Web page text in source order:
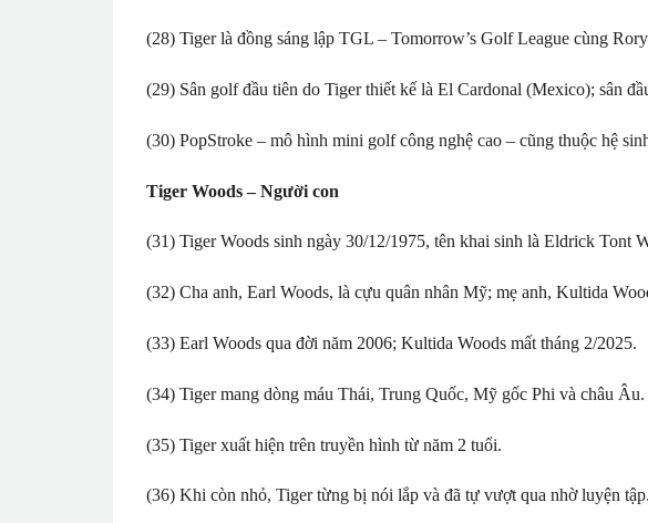
(28) Tiger là đồng sáng lập TGL – Tomorrow’s Golf League cùng
(29) Sân golf đầu tiên do Tiger thiết kế là El Cardonal (Mexico); sân
(30) PopStroke – mô hình mini golf công nghệ cao – cũng thuộc hệ
Tiger Woods – Người con
(31) Tiger Woods sinh ngày 30/12/1975, tên khai sinh là Eldrick Tont
(32) Cha anh, Earl Woods, là cựu quân nhân Mỹ; mẹ anh, Kultida
(33) Earl Woods qua đời năm 2006; Kultida Woods mất tháng 2/2025.
(34) Tiger mang dòng máu Thái, Trung Quốc, Mỹ gốc Phi và châu Âu.
(35) Tiger xuất hiện trên truyền hình từ năm 2 tuổi.
(36) Khi còn nhỏ, Tiger từng bị nói lắp và đã tự vượt qua nhờ luyện tập.